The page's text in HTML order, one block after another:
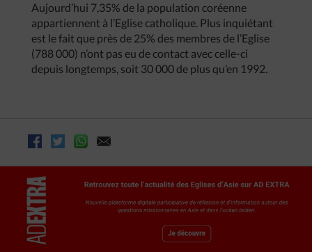
Aujourd’hui 7,35% de la population coréenne
appartiennent à l’Eglise catholique. Plus inquiétant
est le fait que près de 25% des membres de l’Eglise
(788 000) n’ont pas eu de contact avec celle-ci
depuis longtemps, soit 30 000 de plus qu’en 1992.